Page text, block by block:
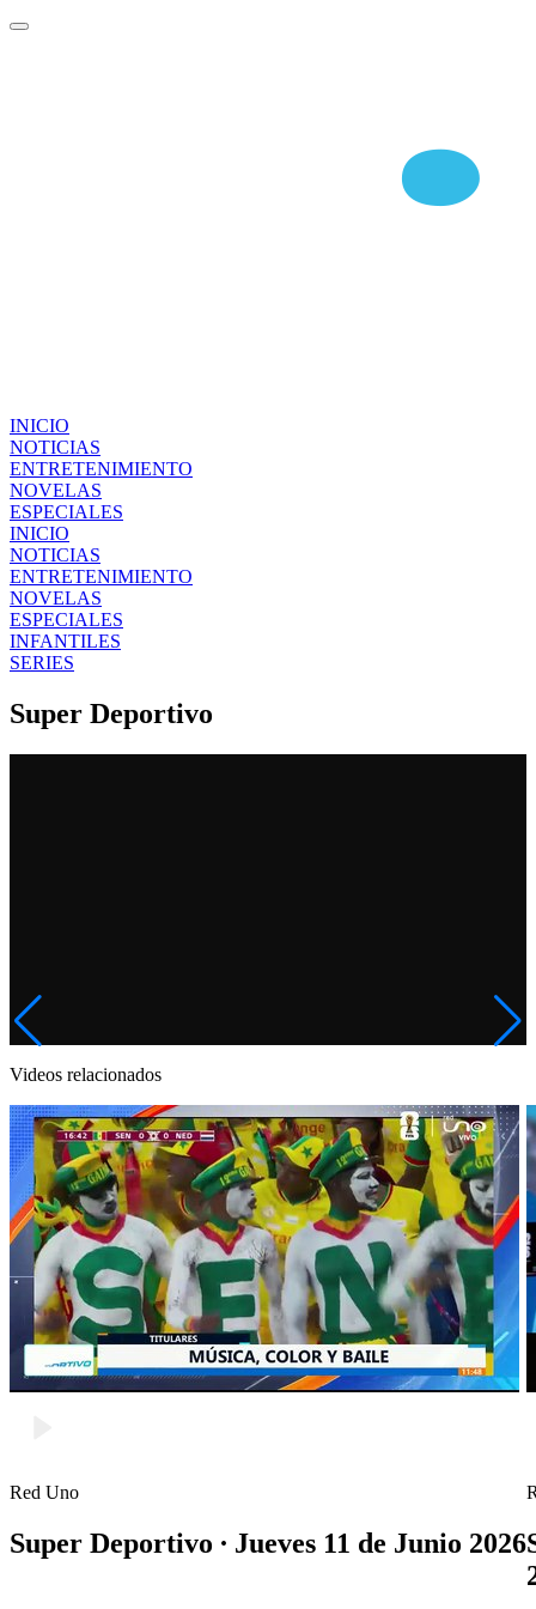
INICIO
NOTICIAS
ENTRETENIMIENTO
NOVELAS
ESPECIALES
INICIO
NOTICIAS
ENTRETENIMIENTO
NOVELAS
ESPECIALES
INFANTILES
SERIES
Super Deportivo
Videos relacionados
Red Uno
Super Deportivo ∙ Jueves 11 de Junio 2026